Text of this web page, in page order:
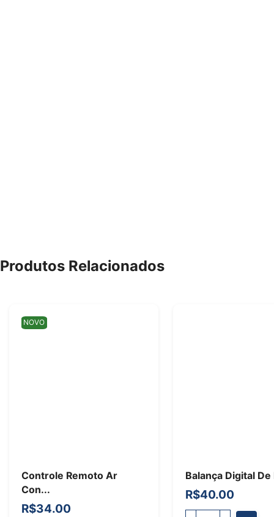
Produtos Relacionados
NOVO
Controle Remoto Ar
Con...
R$34.00
Balança Digital De
R$40.00